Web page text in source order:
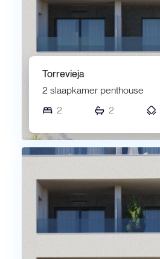
Torrevieja
2 slaapkamer penthouse
2
2